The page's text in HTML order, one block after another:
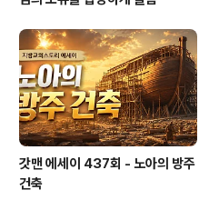
갓맨 에세이 437회 - 노아의 방주
건축